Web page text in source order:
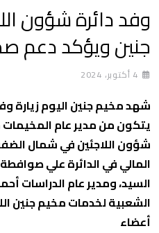
وفد دائرة شؤون
جنين ويؤكد دعم
4 أكتوبر، 2024
شهد مخيم جنين اليوم زيارة
يتكون من مدير عام المخيمات
شؤون اللاجئين في شمال
المالي في الدائرة علي
السيد، ومدير عام الدراسات
الشعبية لخدمات مخيم جنين
أعضاء